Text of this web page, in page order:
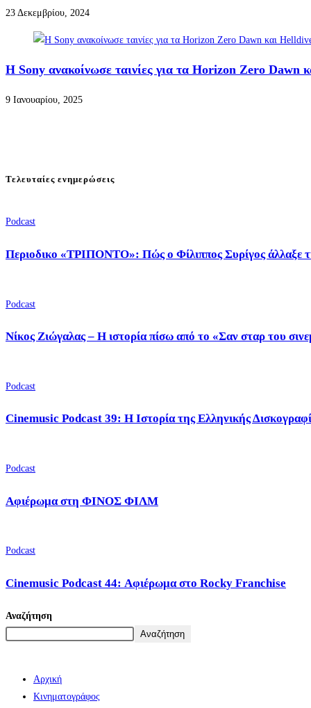
23 Δεκεμβρίου, 2024
Η Sony ανακοίνωσε ταινίες για τα Horizon Zero Dawn
9 Ιανουαρίου, 2025
Τελευταίες ενημερώσεις
Podcast
Περιοδικο «ΤΡΙΠΟΝΤΟ»: Πώς ο Φίλιππος Συρίγος άλλαξε
Podcast
Νίκος Ζιώγαλας – Η ιστορία πίσω από το «Σαν σταρ του
Podcast
Cinemusic Podcast 39: Η Ιστορία της Ελληνικής
Podcast
Αφιέρωμα στη ΦΙΝΟΣ ΦΙΛΜ
Podcast
Cinemusic Podcast 44: Αφιέρωμα στο Rocky Franchise
Αναζήτηση
Αναζήτηση
Αρχική
Κινηματογράφος